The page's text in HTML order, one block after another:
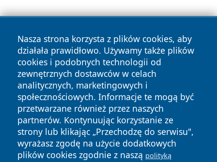
Nasza strona korzysta z plików cookies, aby
działała prawidłowo. Używamy także plików
cookies i podobnych technologii od
zewnętrznych dostawców w celach
analitycznych, marketingowych i
społecznościowych. Informacje te mogą być
przetwarzane również przez naszych
partnerów. Kontynuując korzystanie ze
strony lub klikając „Przechodzę do serwisu",
wyrażasz zgodę na użycie dodatkowych
plików cookies zgodnie z naszą polityką
Copyright © 2026 raciborski24.pl Wszystkie prawa
zastrzeżone.
News Autorzy
Polityka
Prywatności
Polityka
Cookies